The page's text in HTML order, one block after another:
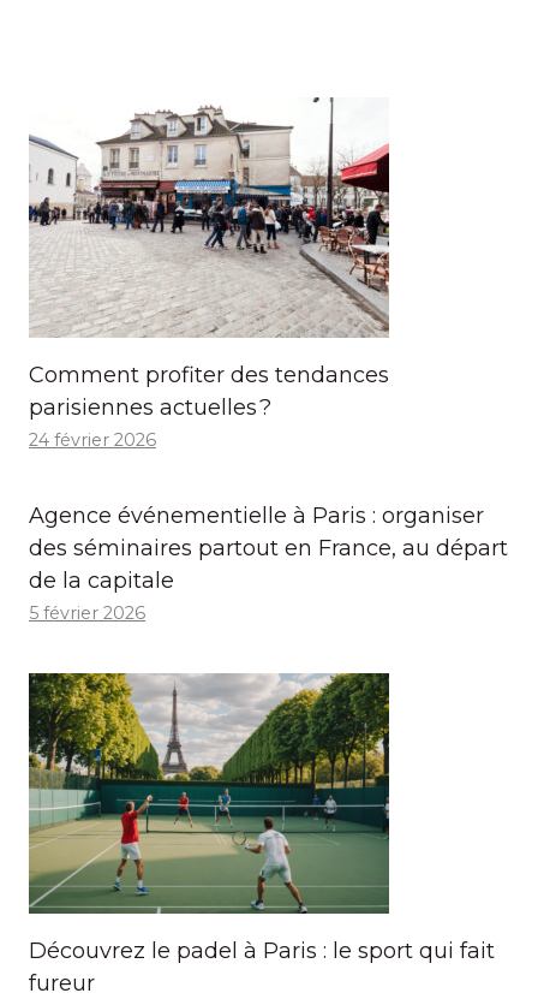
Comment profiter des tendances
parisiennes actuelles ?
24 février 2026
Agence événementielle à Paris : organiser
des séminaires partout en France, au départ
de la capitale
5 février 2026
Découvrez le padel à Paris : le sport qui fait
fureur